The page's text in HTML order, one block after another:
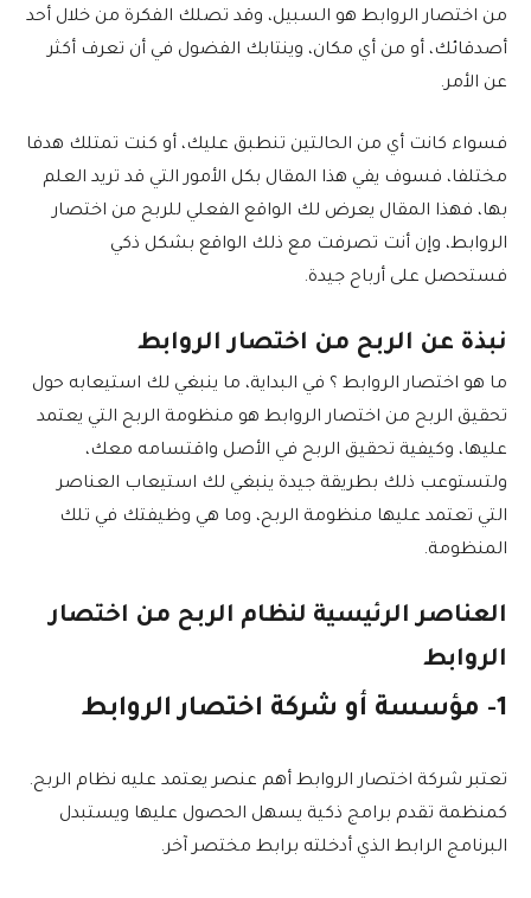
من اختصار الروابط هو السبيل، وقد تصلك الفكرة من خلال أحد
أصدقائك، أو من أي مكان، وينتابك الفضول في أن تعرف أكثر
عن الأمر.
فسواء كانت أي من الحالتين تنطبق عليك، أو كنت تمتلك هدفا
مختلفا، فسوف يفي هذا المقال بكل الأمور التي قد تريد العلم
بها، فهذا المقال يعرض لك الواقع الفعلي للربح من اختصار
الروابط، وإن أنت تصرفت مع ذلك الواقع بشكل ذكي
فستحصل على أرباح جيدة.
نبذة عن الربح من اختصار الروابط
ما هو اختصار الروابط ؟ في البداية، ما ينبغي لك استيعابه حول
تحقيق الربح من اختصار الروابط هو منظومة الربح التي يعتمد
عليها، وكيفية تحقيق الربح في الأصل واقتسامه معك،
ولتستوعب ذلك بطريقة جيدة ينبغي لك استيعاب العناصر
التي تعتمد عليها منظومة الربح، وما هي وظيفتك في تلك
المنظومة.
العناصر الرئيسية لنظام الربح من اختصار
الروابط
1- مؤسسة أو شركة اختصار الروابط
تعتبر شركة اختصار الروابط أهم عنصر يعتمد عليه نظام الربح.
كمنظمة تقدم برامج ذكية يسهل الحصول عليها ويستبدل
البرنامج الرابط الذي أدخلته برابط مختصر آخر.